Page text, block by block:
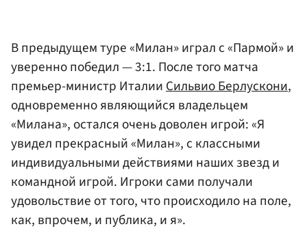
В предыдущем туре «Милан» играл с «Пармой» и
уверенно победил — 3:1. После того матча
премьер-министр ИталииСильвио Берлускони,
одновременно являющийся владельцем
«Милана», остался очень доволен игрой: «Я
увидел прекрасный «Милан», с классными
индивидуальными действиями наших звезд и
командной игрой. Игроки сами получали
удовольствие от того, что происходило на поле,
как, впрочем, и публика, и я».